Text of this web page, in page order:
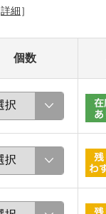
詳細 ］
個数